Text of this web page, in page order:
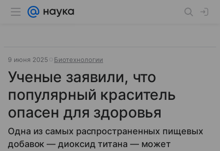
9 июня 2025 Биотехнологии
Ученые заявили, что
популярный краситель
опасен для здоровья
Одна из самых распространенных пищевых
добавок — диоксид титана — может